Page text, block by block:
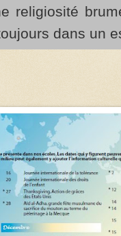
religiosité
dans un